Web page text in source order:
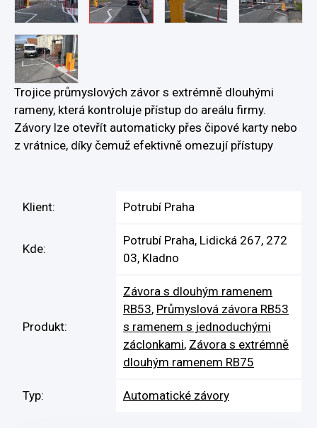
Trojice průmyslových závor s extrémně dlouhými
rameny, která kontroluje přístup do areálu firmy.
Závory lze otevřít automaticky přes čipové karty nebo
z vrátnice, díky čemuž efektivně omezují přístupy
Klient: Potrubí Praha
Kde:
Potrubí Praha, Lidická 267, 272
03, Kladno
Produkt:
Závora s dlouhým ramenem
RB53, Průmyslová závora RB53
s ramenem s jednoduchými
záclonkami, Závora s extrémně
dlouhým ramenem RB75
Typ: Automatické závory